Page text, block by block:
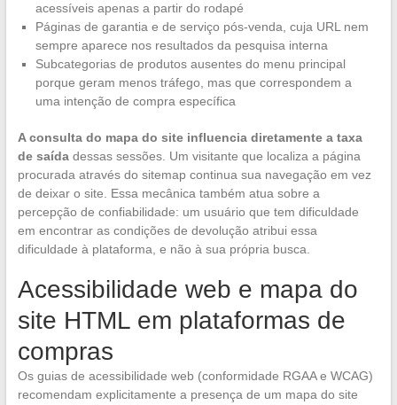
acessíveis apenas a partir do rodapé
Páginas de garantia e de serviço pós-venda, cuja URL nem
sempre aparece nos resultados da pesquisa interna
Subcategorias de produtos ausentes do menu principal
porque geram menos tráfego, mas que correspondem a
uma intenção de compra específica
A consulta do mapa do site influencia diretamente a taxa
de saídadessas sessões. Um visitante que localiza a página
procurada através do sitemap continua sua navegação em vez
de deixar o site. Essa mecânica também atua sobre a
percepção de confiabilidade: um usuário que tem dificuldade
em encontrar as condições de devolução atribui essa
dificuldade à plataforma, e não à sua própria busca.
Acessibilidade web e mapa do
site HTML em plataformas de
compras
Os guias de acessibilidade web (conformidade RGAA e WCAG)
recomendam explicitamente a presença de um mapa do site